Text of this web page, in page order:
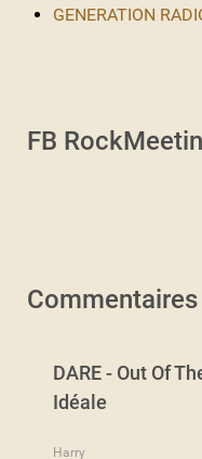
GENERATION
FB
Commentaires
DARE - Out Of
Idéale
Harry